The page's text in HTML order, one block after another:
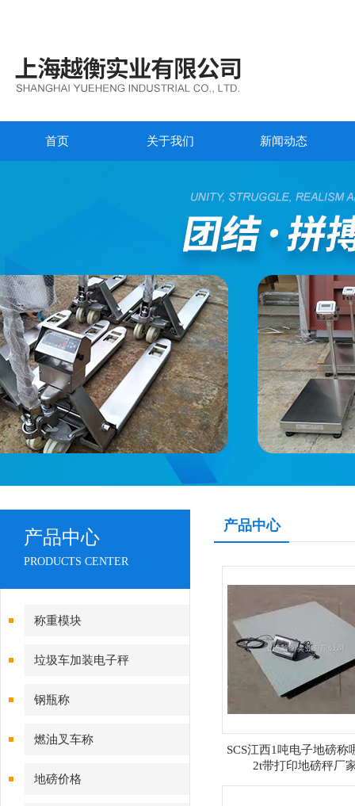
首页 关于我们 新闻动态
产品中心
PRODUCTS CENTER
称重模块
垃圾车加装电子秤
钢瓶称
燃油叉车称
地磅价格
产品中心
SCS江西1吨电子地磅称
2t带打印地磅秤厂